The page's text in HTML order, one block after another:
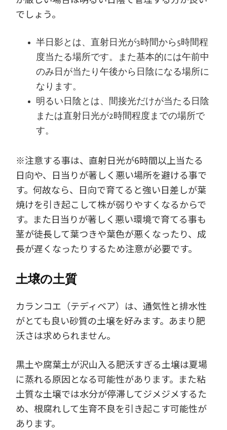
でしょう。
半日影とは、直射日光が3時間から5時間程
度当たる場所です。また基本的には午前中
のみ日が当たり午後から日陰になる場所に
なります。
明るい日陰とは、間接光だけが当たる日陰
または直射日光が2時間程度までの場所で
す。
※注意する事は、直射日光が6時間以上当たる
日向や、日当りが著しく悪い場所を避ける事で
す。何故なら、日向で育てると強い日差しが葉
焼けを引き起こして株が弱りやすくなるからで
す。また日当りが著しく悪い環境で育てる事も
茎が徒長して葉つきや葉色が悪くなったり、成
長が遅くなったりするため注意が必要です。
土壌の土質
カランコエ（テディベア）は、通気性と排水性
がとても良い砂質の土壌を好みます。あまり肥
沃さは求められません。
黒土や腐葉土が沢山入る肥沃すぎる土壌は夏場
に蒸れる原因となる可能性があります。また粘
土質な土壌では水分が停滞してジメジメするた
め、根腐れして生育不良を引き起こす可能性が
あります。